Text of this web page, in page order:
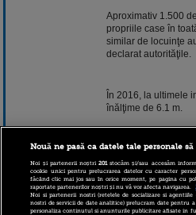
Aproximativ 1.500
propriile case în
similar de locuinţe
declarat autorităţile.
În 2016, la ultimele
înălţime de 6.1 m.
Şapte staţii ale unei
Paris, RER C, au
februarie iar câteva
paralel cu fluviul au
Nouă ne pasă ca datele tale personale
Noi și partenerii noștri201stocăm și/sau accesăm
cookie unici pentru prelucrarea datelor cu caracter
făcând clic mai jos sau în orice moment, pe pagina cu
raportate partenerilor noștri și nu vă vor afecta navigarea.
Noi si partenerii nostri (retelele de socializare si
nostri de servicii de date analitice) prelucram date pentru
personaliza continutul si anunturile publicitare afisate in